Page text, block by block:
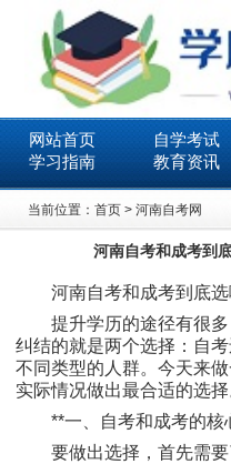
网站首页 自学考试
学习指南
教育资讯
当前位置： 首页 > 河南自考网
河南自考和成考到
河南自考和成考到底
提升学历的途径有很
纠结的就是两个选择：自
不同类型的人群。今天来
实际情况做出最合适的选择
**一、自考和成考的核
要做出选择，首先需